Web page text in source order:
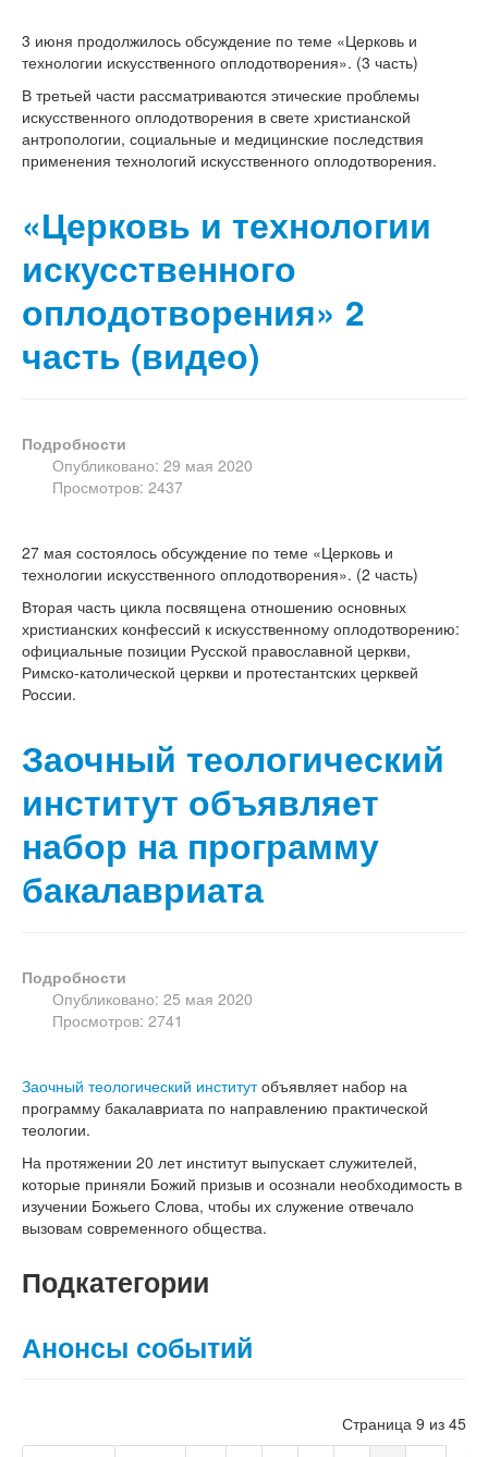
3 июня продолжилось обсуждение по теме «Церковь и
технологии искусственного оплодотворения». (3 часть)
В третьей части рассматриваются этические проблемы
искусственного оплодотворения в свете христианской
антропологии, социальные и медицинские последствия
применения технологий искусственного оплодотворения.
«Церковь и технологии
искусственного
оплодотворения» 2
часть (видео)
Подробности
Опубликовано: 29 мая 2020
Просмотров: 2437
27 мая состоялось обсуждение по теме «Церковь и
технологии искусственного оплодотворения». (2 часть)
Вторая часть цикла посвящена отношению основных
христианских конфессий к искусственному оплодотворению:
официальные позиции Русской православной церкви,
Римско-католической церкви и протестантских церквей
России.
Заочный теологический
институт объявляет
набор на программу
бакалавриата
Подробности
Опубликовано: 25 мая 2020
Просмотров: 2741
Заочный теологический институтобъявляет набор на
программу бакалавриата по направлению практической
теологии.
На протяжении 20 лет институт выпускает служителей,
которые приняли Божий призыв и осознали необходимость в
изучении Божьего Слова, чтобы их служение отвечало
вызовам современного общества.
Подкатегории
Анонсы событий
Страница 9 из 45